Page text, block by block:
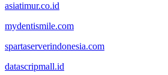
asiatimur.co.id
mydentismile.com
spartaserverindonesia.com
datascripmall.id